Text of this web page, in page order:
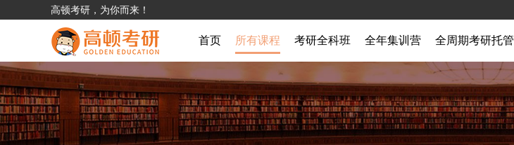
高顿考研，为你而来！
首页 所有课程 考研全科班 全年集训营 全周期考研托管